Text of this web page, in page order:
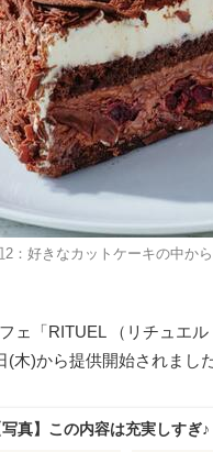
2：好きなカットケーキの中か
ェ「RITUEL （リチュエ
(木)から提供開始されました
写真】この内容は充実しす